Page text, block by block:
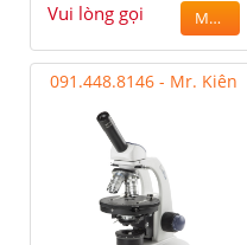
Vui lòng gọi MUA
091.448.8146 - Mr. Kiên